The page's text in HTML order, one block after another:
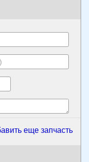
еще запчасть